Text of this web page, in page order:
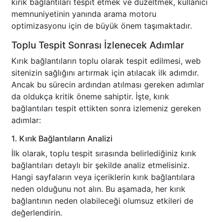
kırık bağlantıları tespit etmek ve düzeltmek, kullanıcı
memnuniyetinin yanında arama motoru
optimizasyonu için de büyük önem taşımaktadır.
Toplu Tespit Sonrası İzlenecek Adımlar
Kırık bağlantıların toplu olarak tespit edilmesi, web
sitenizin sağlığını artırmak için atılacak ilk adımdır.
Ancak bu sürecin ardından atılması gereken adımlar
da oldukça kritik öneme sahiptir. İşte, kırık
bağlantıları tespit ettikten sonra izlemeniz gereken
adımlar:
1. Kırık Bağlantıların Analizi
İlk olarak, toplu tespit sırasında belirlediğiniz kırık
bağlantıları detaylı bir şekilde analiz etmelisiniz.
Hangi sayfaların veya içeriklerin kırık bağlantılara
neden olduğunu not alın. Bu aşamada, her kırık
bağlantının neden olabileceği olumsuz etkileri de
değerlendirin.